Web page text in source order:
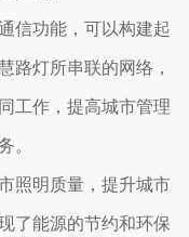
信功能，可以构建起
路灯所串联的网络，
工作，提高城市管理
。
照明质量，提升城市
了能源的节约和环保